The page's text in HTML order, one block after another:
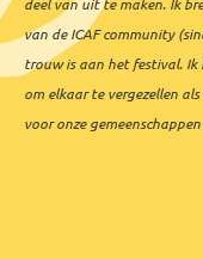
deel van uit te maken. Ik
van de ICAF community
trouw is aan het festival.
om elkaar te vergezellen
voor onze